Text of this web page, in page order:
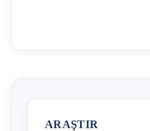
ARAŞTIR